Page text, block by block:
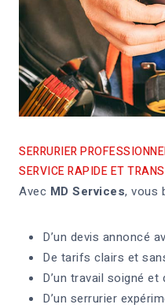
SERRURIER
SERVICE RAPIDE ET
Avec MD Services, vous
D’un devis annoncé
De tarifs clairs et
D’un travail soigné et
D’un serrurier